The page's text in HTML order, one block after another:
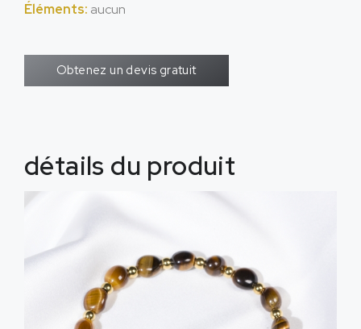
Éléments: aucun
Obtenez un devis gratuit
détails du produit